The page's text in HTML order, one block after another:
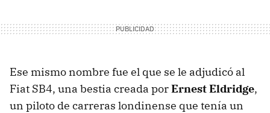
Ese mismo nombre fue el que se le adjudicó al
Fiat SB4, una bestia creada porErnest Eldridge,
un piloto de carreras londinense que tenía un